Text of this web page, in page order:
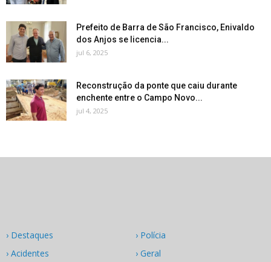
Prefeito de Barra de São Francisco, Enivaldo
dos Anjos se licencia...
jul 6, 2025
Reconstrução da ponte que caiu durante
enchente entre o Campo Novo...
jul 4, 2025
› Destaques
› Acidentes
› Polícia
› Geral